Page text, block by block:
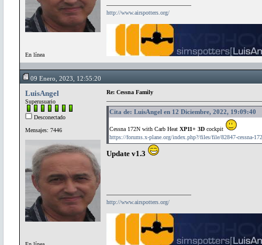
En línea
http://www.airspotters.org/
09 Enero, 2023, 12:55:20
LuisAngel
Superusuario
Desconectado
Mensajes: 7446
Re: Cessna Family
Cita de: LuisAngel en 12 Diciembre, 2022, 19:09:40
Cessna 172N with Carb Heat XP11+ 3D cockpit
https://forums.x-plane.org/index.php?/files/file/82847-cessna-
Update v1.3
http://www.airspotters.org/